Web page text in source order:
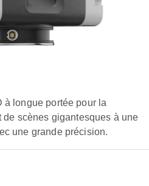
à longue portée pour la
scènes gigantesques à une
une grande précision.